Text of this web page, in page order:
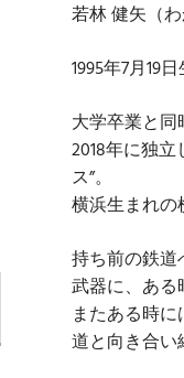
若林 健矢（
1995年7月19
大学卒業と
2018年に独
ス”。
横浜生まれの
持ち前の鉄
武器に、ある
またある時
道と向き合い